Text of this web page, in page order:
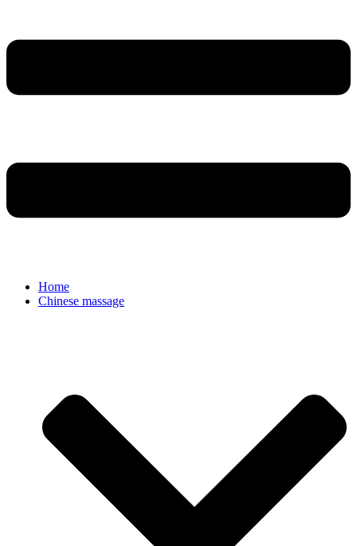
Home
Chinese massage